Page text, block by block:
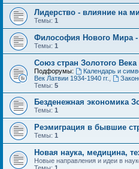
Лидерство - влияние на
Темы: 1
Философия Нового Мира -
Темы: 1
Cоюз стран Золотого Века
Подфорумы: Календарь и
Век Латвии 1934-1940 гг.
Темы: 5
Безденежная экономика
Темы: 1
Реэмиграция в бывшие
Темы: 1
Новая наука, медицина,
Новые направления и идеи в